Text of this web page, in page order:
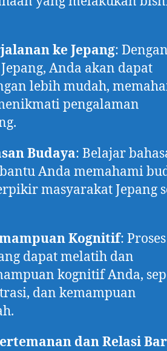
ke Jepang: Dengan
Anda akan dapat
lebih mudah,
pengalaman
Budaya: Belajar
Anda memahami
masyarakat Jepang
Kognitif: Proses
dapat melatih dan
kognitif Anda,
dan kemampuan
dan Relasi